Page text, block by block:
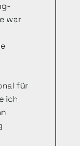
war
für
ich